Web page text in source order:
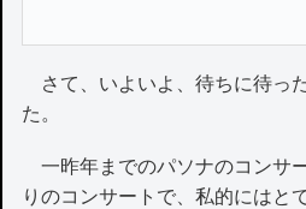
さて、いよいよ、待ちに待っ
た。
一昨年までのパソナのコンサ
りのコンサートで、私的にはと